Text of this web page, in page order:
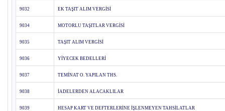
9032 EK TAŞIT ALIM VERGİSİ
9034 MOTORLU TAŞITLAR VERGİSİ
9035 TAŞIT ALIM VERGİSİ
9036 YİYECEK BEDELLERİ
9037 TEMİNAT O. YAPILAN THS.
9038 İADELERDEN ALACAKLILAR
9039 HESAP KART VE DEFTERLERİNE İŞLENMEYEN TAHSİLATLAR